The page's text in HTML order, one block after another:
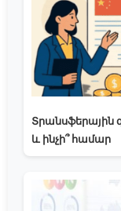
Տրանսֆերային
և ինչի՞ համար